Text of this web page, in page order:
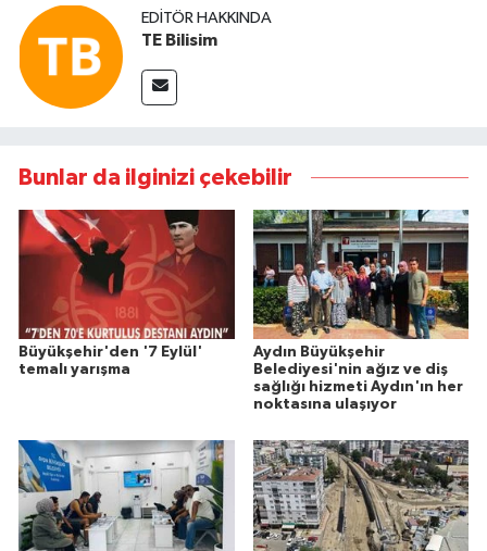
EDITÖR HAKKINDA
TE Bilisim
Bunlar da ilginizi çekebilir
Büyükşehir'den '7 Eylül'
temalı yarışma
Aydın Büyükşehir
Belediyesi'nin ağız ve diş
sağlığı hizmeti Aydın'ın her
noktasına ulaşıyor